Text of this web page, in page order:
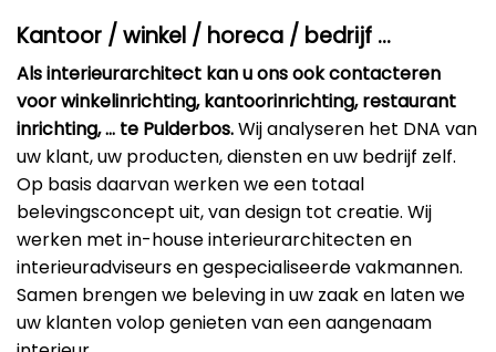
Kantoor / winkel / horeca / bedrijf …
Als interieurarchitect kan u ons ook contacteren
voor winkelinrichting, kantoorinrichting, restaurant
inrichting, … te Pulderbos.Wij analyseren het DNA van
uw klant, uw producten, diensten en uw bedrijf zelf.
Op basis daarvan werken we een totaal
belevingsconcept uit, van design tot creatie. Wij
werken met in-house interieurarchitecten en
interieuradviseurs en gespecialiseerde vakmannen.
Samen brengen we beleving in uw zaak en laten we
uw klanten volop genieten van een aangenaam